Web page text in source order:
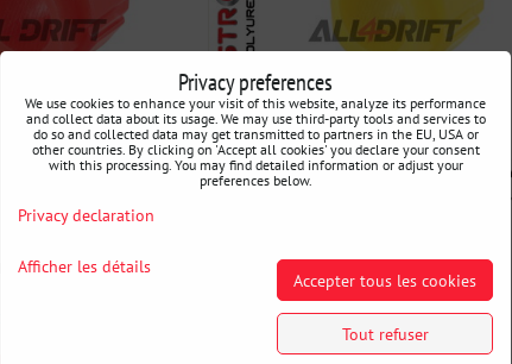
23 €
Disponibilité:3 jours
Privacy preferences
We use cookies to enhance your visit of this website, analyze its performance
and collect data about its usage. We may use third-party tools and services to
do so and collected data may get transmitted to partners in the EU, USA or
other countries. By clicking on 'Accept all cookies' you declare your consent
with this processing. You may find detailed information or adjust your
preferences below.
Privacy declaration
Afficher les détails
Accepter tous les cookies
Tout refuser